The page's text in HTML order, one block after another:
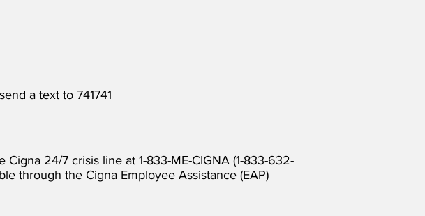
a text to 741741
24/7 crisis line at 1-833-ME-CIGNA (1-833-632-
through the Cigna Employee Assistance (EAP)